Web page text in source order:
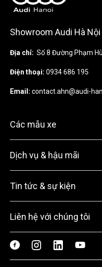
Showroom Audi Hà Nội
Địa chỉ: Số 8 Đường Phạm
Điện thoại: 0934 686 195
Email: contact.ahn@audi-
Các mẫu xe
Dịch vụ & hậu mãi
Tin tức & sự kiện
Liên hệ với chúng tôi